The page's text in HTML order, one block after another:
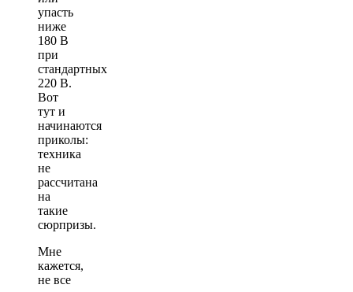
упасть
ниже
180 В
при
стандартных
220 В.
Вот
тут и
начинаются
приколы:
техника
не
рассчитана
на
такие
сюрпризы.
Мне
кажется,
не все